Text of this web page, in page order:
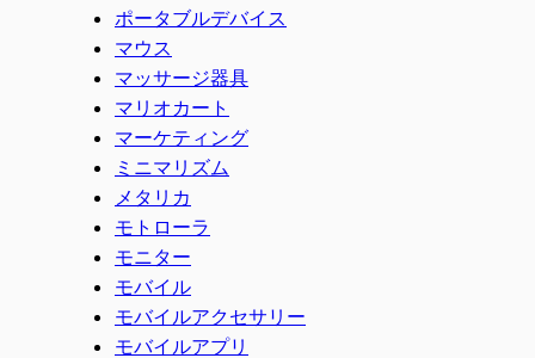
ポータブルデバイス
マウス
マッサージ器具
マリオカート
マーケティング
ミニマリズム
メタリカ
モトローラ
モニター
モバイル
モバイルアクセサリー
モバイルアプリ